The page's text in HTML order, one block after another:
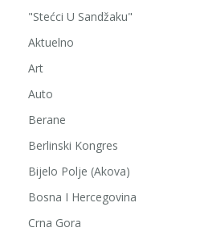
"Stećci U Sandžaku"
Aktuelno
Art
Auto
Berane
Berlinski Kongres
Bijelo Polje (Akova)
Bosna I Hercegovina
Crna Gora